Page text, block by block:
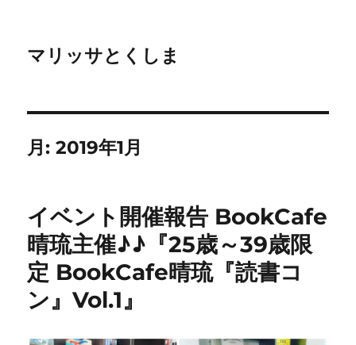
マリッサとくしま
月:2019年1月
イベント開催報告 BookCafe
晴琉主催♪♪『25歳～39歳限
定 BookCafe晴琉『読書コ
ン』Vol.1』